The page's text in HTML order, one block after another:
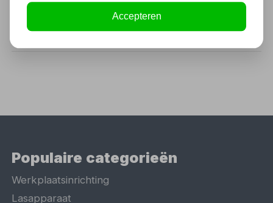
55,72
46,05 excl. BTW
Populaire categorieën
Werkplaatsinrichting
Lasapparaat
Accepteren